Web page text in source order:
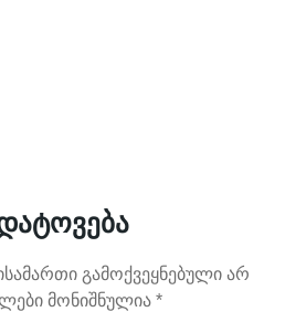
გამოქვეყნებული არ
მონიშნულია *